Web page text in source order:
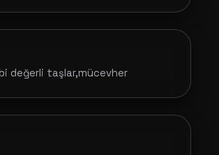
değerli taşlar,mücevher